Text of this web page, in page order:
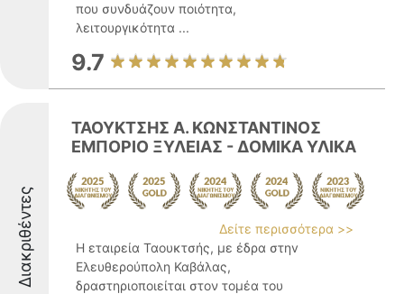
που συνδυάζουν ποιότητα,
λειτουργικότητα ...
9.7
Διακριθέντες
ΤΑΟΥΚΤΣΗΣ Α. ΚΩΝΣΤΑΝΤΙΝΟΣ
ΕΜΠΟΡΙΟ ΞΥΛΕΙΑΣ - ΔΟΜΙΚΑ ΥΛΙΚΑ
Δείτε περισσότερα >>
Η εταιρεία Ταουκτσής, με έδρα στηv
Ελευθερούπολη Καβάλας,
δραστηριοποιείται στον τομέα του